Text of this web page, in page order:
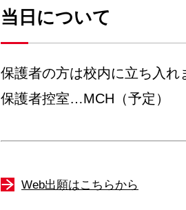
当日について
保護者の方は校内に立ち入れ
保護者控室…MCH（予定）
Web出願はこちらから